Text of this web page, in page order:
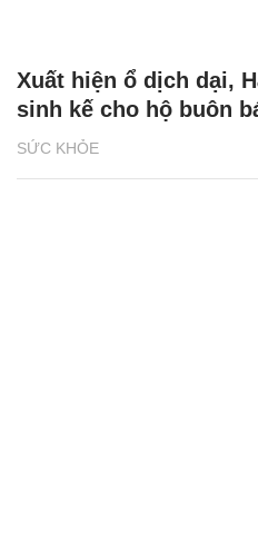
SỨC KHỎE
Xuất hiện ổ dịch dại,
sinh kế cho hộ buôn